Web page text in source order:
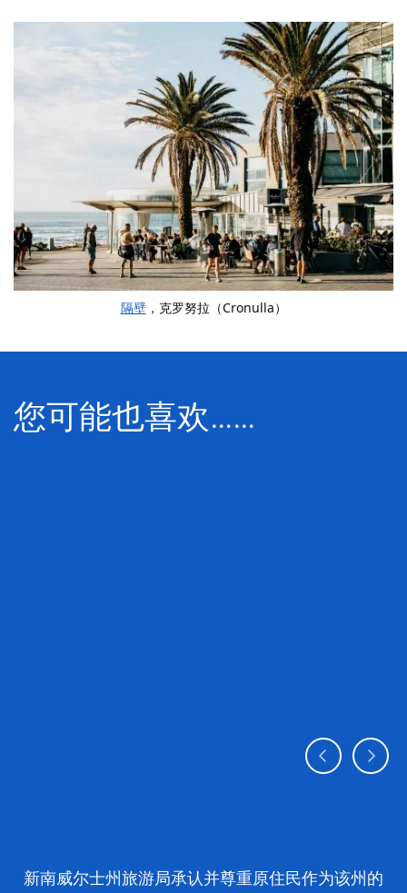
隔壁，克罗努拉（Cronulla）
您可能也喜欢……
新南威尔士州旅游局承认并尊重原住民作为该州的